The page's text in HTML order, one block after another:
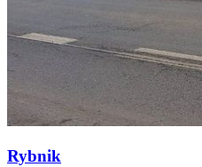
Rybnik